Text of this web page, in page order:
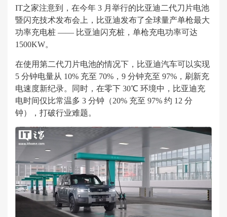
IT之家注意到，在今年 3 月举行的比亚迪二代刀片电池
暨闪充技术发布会上，比亚迪发布了全球量产单枪最大
功率充电桩 —— 比亚迪闪充桩，单枪充电功率可达
1500KW。
在使用第二代刀片电池的情况下，比亚迪汽车可以实现
5 分钟电量从 10% 充至 70%，9 分钟充至 97%，刷新充
电速度新纪录。同时，在零下 30℃ 环境中，比亚迪充
电时间仅比常温多 3 分钟（20% 充至 97% 约 12 分
钟），打破行业难题。